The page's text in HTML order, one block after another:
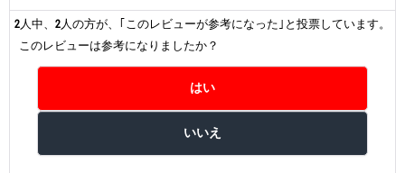
2 人中、 2 人の方が、｢このレビューが参考になった｣と投票しています。
このレビューは参考になりましたか？